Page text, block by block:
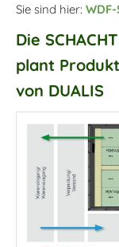
Sie sind hier:
Die
plant
von DUALIS